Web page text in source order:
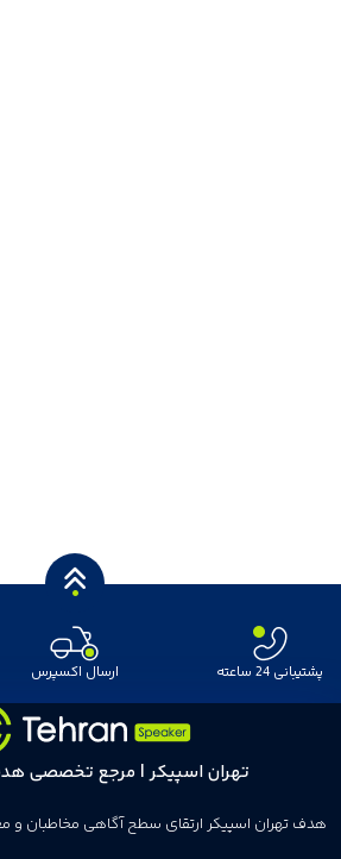
پشتیبانی 24 ساعته ارسال اکسپرس
تهران اسپیکر | مرجع تخصصی
هدف تهران اسپیکر ارتقای سطح آگاهی مخاطبان و